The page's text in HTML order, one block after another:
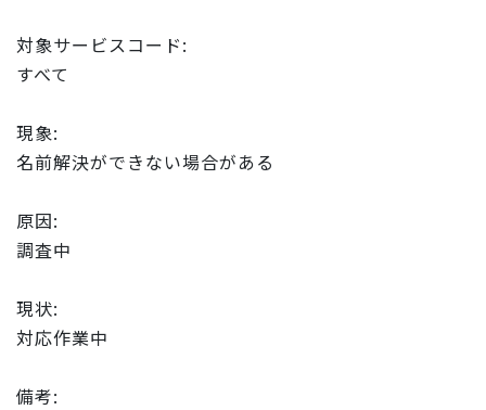
対象サービスコード:
すべて
現象:
名前解決ができない場合がある
原因:
調査中
現状:
対応作業中
備考: